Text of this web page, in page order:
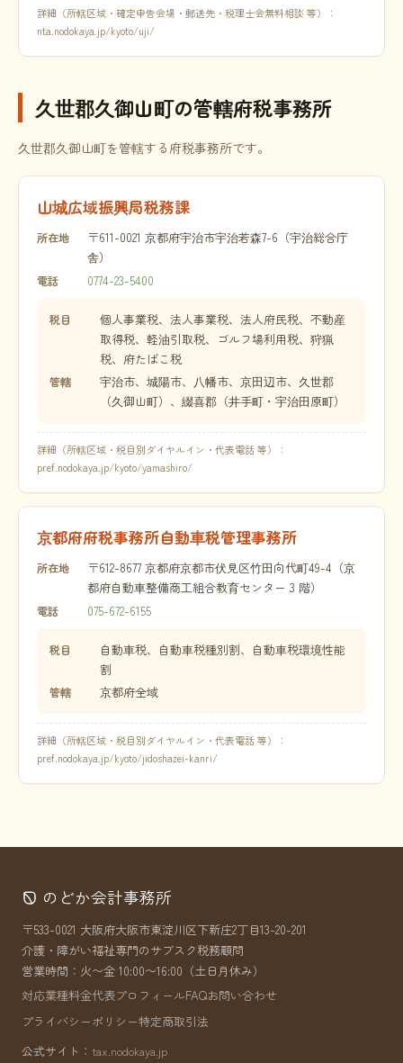
詳細（所轄区域・確定申告会場・郵送先・税理士会無料相談 等）：
nta.nodokaya.jp/kyoto/uji/
久世郡久御山町の管轄府税事務所
久世郡久御山町を管轄する府税事務所です。
山城広域振興局税務課
所在地
〒611-0021 京都府宇治市宇治若森7-6（宇治総合庁
舎）
電話 0774-23-5400
税目
個人事業税、法人事業税、法人府民税、不動産
取得税、軽油引取税、ゴルフ場利用税、狩猟
税、府たばこ税
管轄
宇治市、城陽市、八幡市、京田辺市、久世郡
（久御山町）、綴喜郡（井手町・宇治田原町）
詳細（所轄区域・税目別ダイヤルイン・代表電話 等）：
pref.nodokaya.jp/kyoto/yamashiro/
京都府府税事務所自動車税管理事務所
所在地
〒612-8677 京都府京都市伏見区竹田向代町49-4（京
都府自動車整備商工組合教育センター 3 階）
電話 075-672-6155
税目
自動車税、自動車税種別割、自動車税環境性能
割
管轄 京都府全域
詳細（所轄区域・税目別ダイヤルイン・代表電話 等）：
pref.nodokaya.jp/kyoto/jidoshazei-kanri/
のどか会計事務所
〒533-0021 大阪府大阪市東淀川区下新庄2丁目13-20-201
介護・障がい福祉専門のサブスク税務顧問
営業時間：火〜金 10:00〜16:00（土日月休み）
対応業種料金代表プロフィールFAQお問い合わせ
プライバシーポリシー特定商取引法
公式サイト： tax.nodokaya.jp